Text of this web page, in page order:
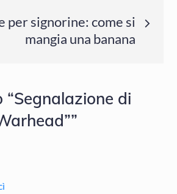
per signorine: come si
mangia una banana
“Segnalazione di